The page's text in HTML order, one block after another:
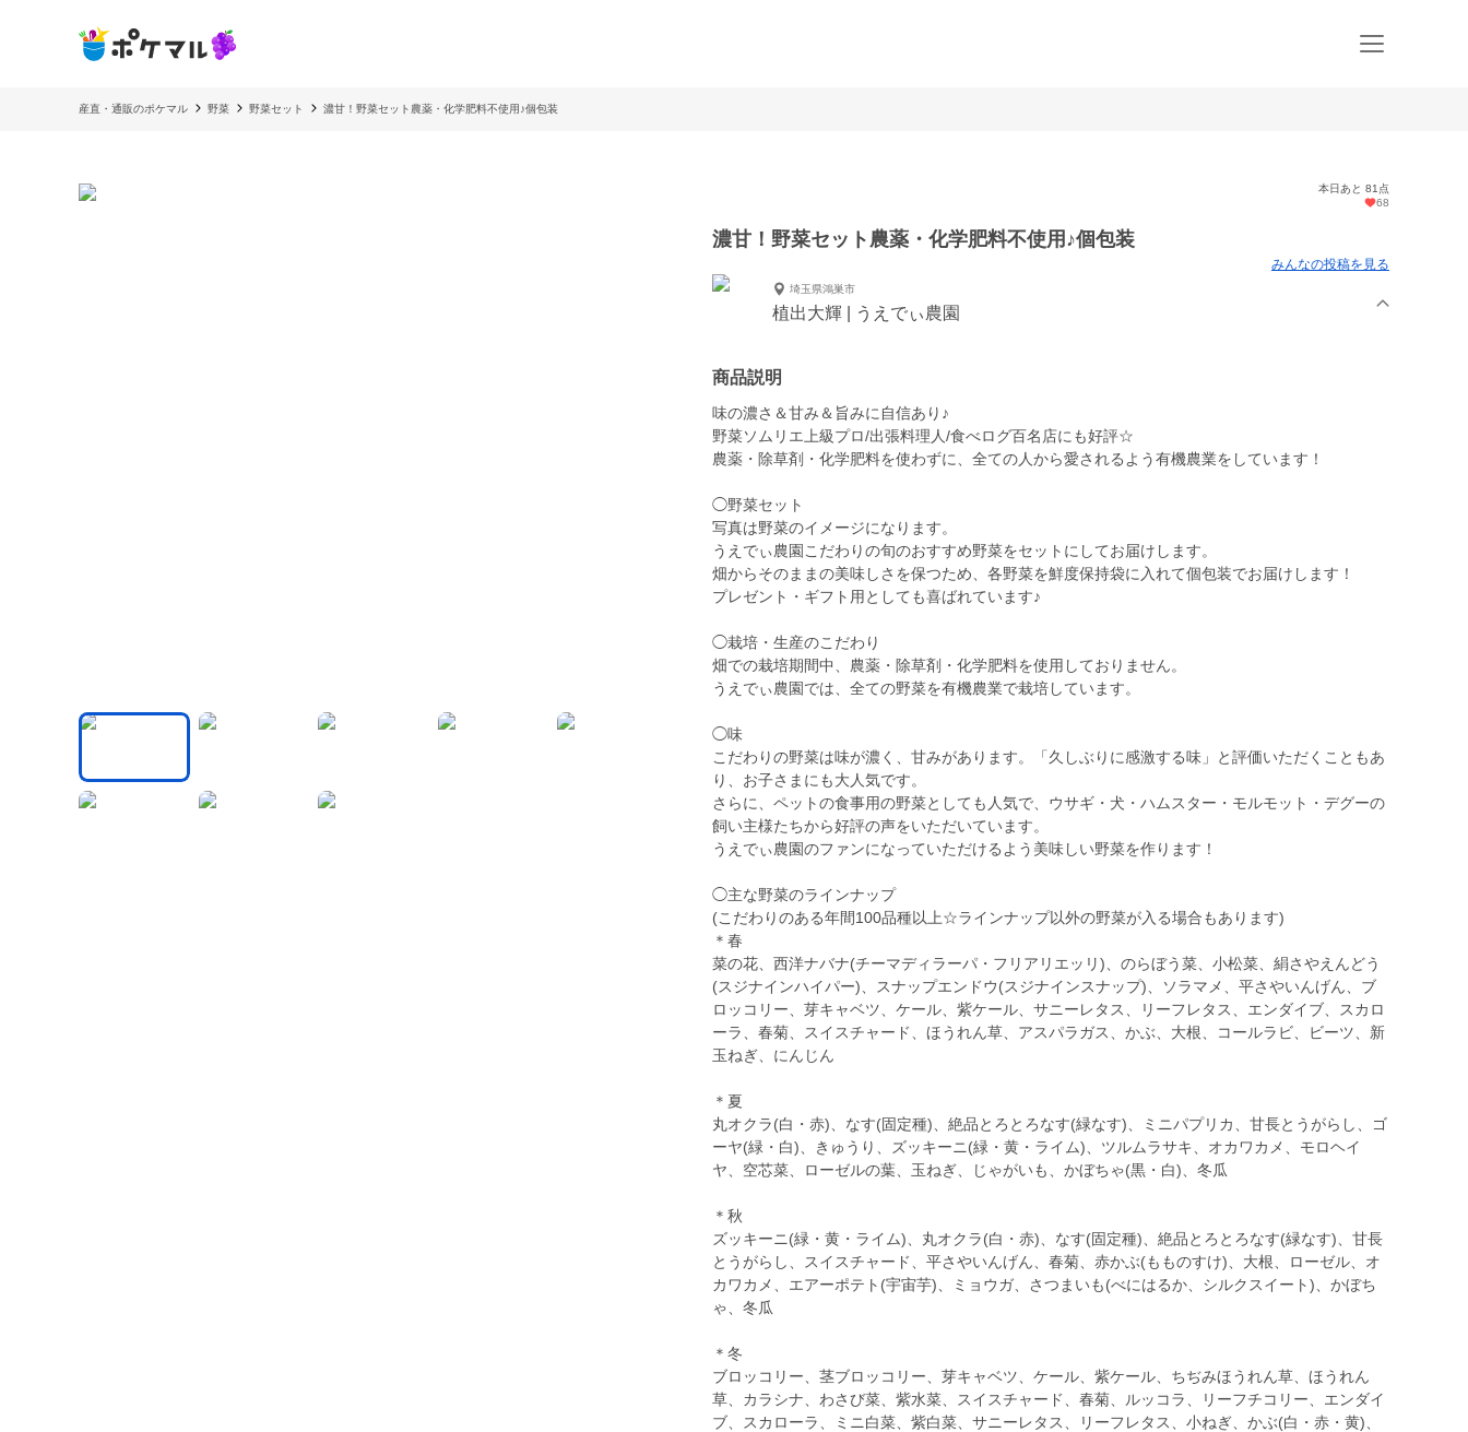
産直・通販のポケマル 野菜 野菜セット 濃甘！野菜セット農薬・化学肥料不使用♪個包装
本日あと 81点
68
濃甘！野菜セット農薬・化学肥料不使用♪個包装
みんなの投稿を見る
埼玉県鴻巣市
植出大輝 | うえでぃ農園
商品説明
味の濃さ＆甘み＆旨みに自信あり♪
野菜ソムリエ上級プロ/出張料理人/食べログ百名店にも好評☆
農薬・除草剤・化学肥料を使わずに、全ての人から愛されるよう有機農業をしています！
◯野菜セット
写真は野菜のイメージになります。
うえでぃ農園こだわりの旬のおすすめ野菜をセットにしてお届けします。
畑からそのままの美味しさを保つため、各野菜を鮮度保持袋に入れて個包装でお届けします！
プレゼント・ギフト用としても喜ばれています♪
◯栽培・生産のこだわり
畑での栽培期間中、農薬・除草剤・化学肥料を使用しておりません。
うえでぃ農園では、全ての野菜を有機農業で栽培しています。
◯味
こだわりの野菜は味が濃く、甘みがあります。「久しぶりに感激する味」と評価いただくこともあ
り、お子さまにも大人気です。
さらに、ペットの食事用の野菜としても人気で、ウサギ・犬・ハムスター・モルモット・デグーの
飼い主様たちから好評の声をいただいています。
うえでぃ農園のファンになっていただけるよう美味しい野菜を作ります！
◯主な野菜のラインナップ
(こだわりのある年間100品種以上☆ラインナップ以外の野菜が入る場合もあります)
＊春
菜の花、西洋ナバナ(チーマディラーパ・フリアリエッリ)、のらぼう菜、小松菜、絹さやえんどう
(スジナインハイパー)、スナップエンドウ(スジナインスナップ)、ソラマメ、平さやいんげん、ブ
ロッコリー、芽キャベツ、ケール、紫ケール、サニーレタス、リーフレタス、エンダイブ、スカロ
ーラ、春菊、スイスチャード、ほうれん草、アスパラガス、かぶ、大根、コールラビ、ビーツ、新
玉ねぎ、にんじん
＊夏
丸オクラ(白・赤)、なす(固定種)、絶品とろとろなす(緑なす)、ミニパプリカ、甘長とうがらし、ゴ
ーヤ(緑・白)、きゅうり、ズッキーニ(緑・黄・ライム)、ツルムラサキ、オカワカメ、モロヘイ
ヤ、空芯菜、ローゼルの葉、玉ねぎ、じゃがいも、かぼちゃ(黒・白)、冬瓜
＊秋
ズッキーニ(緑・黄・ライム)、丸オクラ(白・赤)、なす(固定種)、絶品とろとろなす(緑なす)、甘長
とうがらし、スイスチャード、平さやいんげん、春菊、赤かぶ(もものすけ)、大根、ローゼル、オ
カワカメ、エアーポテト(宇宙芋)、ミョウガ、さつまいも(べにはるか、シルクスイート)、かぼち
ゃ、冬瓜
＊冬
ブロッコリー、茎ブロッコリー、芽キャベツ、ケール、紫ケール、ちぢみほうれん草、ほうれん
草、カラシナ、わさび菜、紫水菜、スイスチャード、春菊、ルッコラ、リーフチコリー、エンダイ
ブ、スカローラ、ミニ白菜、紫白菜、サニーレタス、リーフレタス、小ねぎ、かぶ(白・赤・黄)、